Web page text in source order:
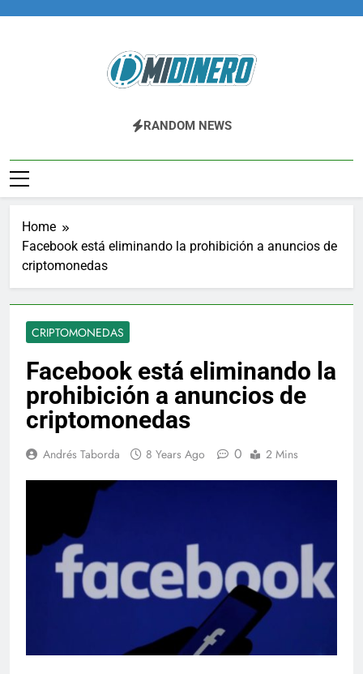
Midinero.co
Fintech, Criptomonedas
RANDOM NEWS
Home
Facebook está eliminando la prohibición a anuncios de
criptomonedas
CRIPTOMONEDAS
Facebook está eliminando la
prohibición a anuncios de
criptomonedas
Andrés Taborda 8 Years Ago 0 2 Mins